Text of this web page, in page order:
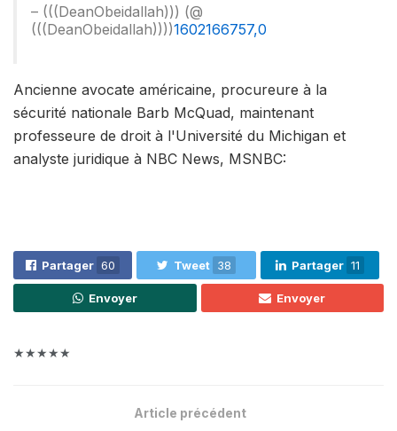
– (((DeanObeidallah))) (@
(((DeanObeidallah))))1602166757,0
Ancienne avocate américaine, procureure à la
sécurité nationale Barb McQuad, maintenant
professeure de droit à l'Université du Michigan et
analyste juridique à NBC News, MSNBC:
Partager 60 Tweet 38 Partager 11
Envoyer Envoyer
★★★★★
Article précédent